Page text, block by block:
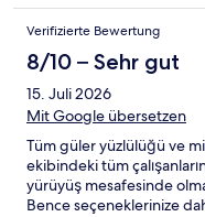
Verifizierte Bewertung
8/10 – Sehr gut
15. Juli 2026
Mit Google übersetzen
Tüm güler yüzlülüğü ve
ekibindeki tüm
yürüyüş mesafesinde
Bence seçeneklerinize